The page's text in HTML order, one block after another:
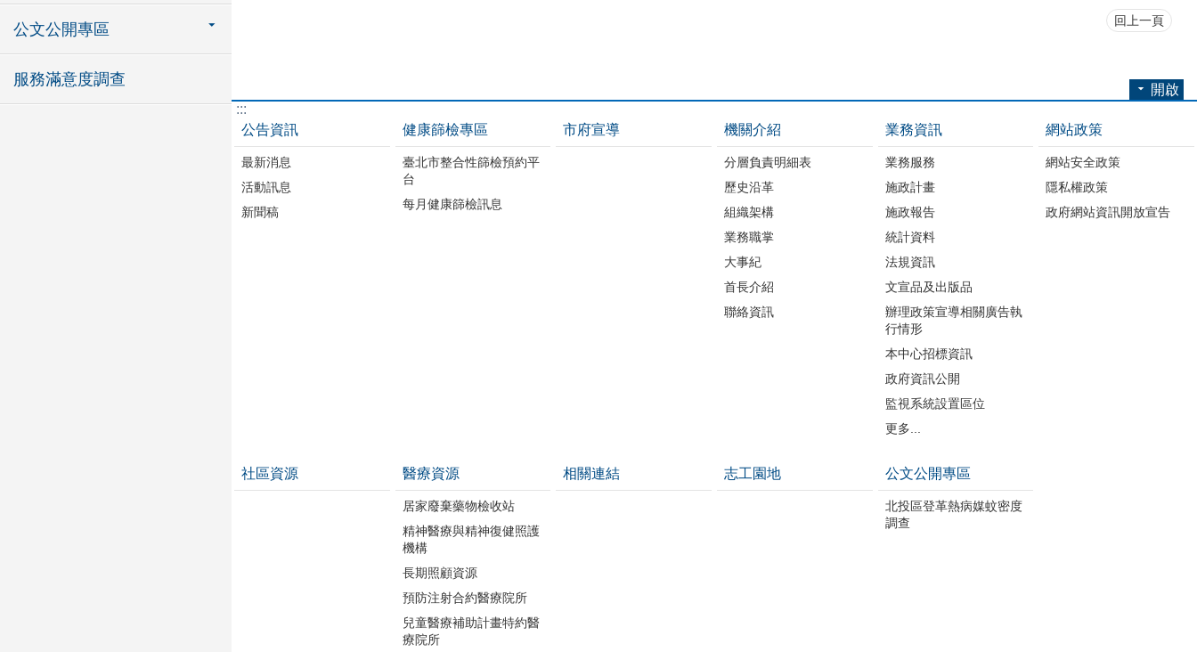
公文公開專區
服務滿意度調查
回上一頁
開啟
:::
公告資訊
最新消息
活動訊息
新聞稿
健康篩檢專區
臺北市整合性篩檢預約平
台
每月健康篩檢訊息
市府宣導 機關介紹
分層負責明細表
歷史沿革
組織架構
業務職掌
大事紀
首長介紹
聯絡資訊
業務資訊
業務服務
施政計畫
施政報告
統計資料
法規資訊
文宣品及出版品
辦理政策宣導相關廣告執
行情形
本中心招標資訊
政府資訊公開
監視系統設置區位
更多...
網站政策
網站安全政策
隱私權政策
政府網站資訊開放宣告
社區資源 醫療資源
居家廢棄藥物檢收站
精神醫療與精神復健照護
機構
長期照顧資源
預防注射合約醫療院所
兒童醫療補助計畫特約醫
療院所
相關連結 志工園地 公文公開專區
北投區登革熱病媒蚊密度
調查